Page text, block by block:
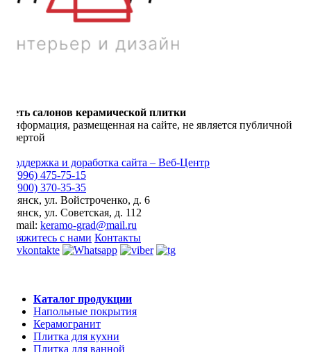
Сеть салонов керамической плитки
Информация, размещенная на сайте, не является публичной
офертой
Поддержка и доработка сайта – Веб-Центр
8 (996) 475-75-15
8 (900) 370-35-35
Брянск, ул. Войстроченко, д. 6
Брянск, ул. Советская, д. 112
E-mail: keramo-grad@mail.ru
Свяжитесь с нами Контакты
Каталог продукции
Напольные покрытия
Керамогранит
Плитка для кухни
Плитка для ванной